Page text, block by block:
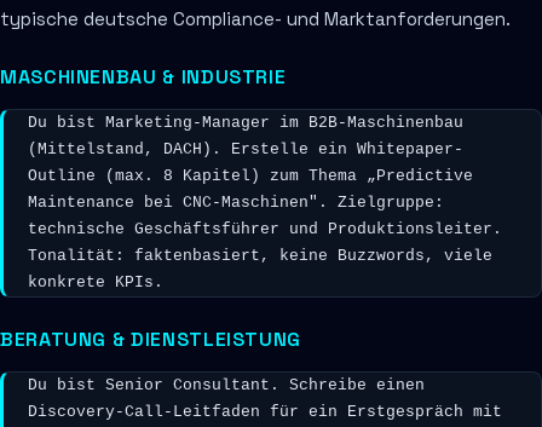
typische deutsche Compliance- und Marktanforderungen.
MASCHINENBAU & INDUSTRIE
Du bist Marketing-Manager im B2B-Maschinenbau
(Mittelstand, DACH). Erstelle ein Whitepaper-
Outline (max. 8 Kapitel) zum Thema „Predictive
Maintenance bei CNC-Maschinen". Zielgruppe:
technische Geschäftsführer und Produktionsleiter.
Tonalität: faktenbasiert, keine Buzzwords, viele
konkrete KPIs.
BERATUNG & DIENSTLEISTUNG
Du bist Senior Consultant. Schreibe einen
Discovery-Call-Leitfaden für ein Erstgespräch mit